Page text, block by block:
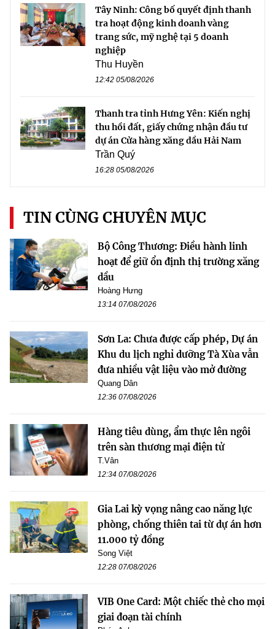
Tây Ninh: Công bố quyết định thanh
tra hoạt động kinh doanh vàng
trang sức, mỹ nghệ tại 5 doanh
nghiệp
Thu Huyền
12:42 05/08/2026
Thanh tra tỉnh Hưng Yên: Kiến nghị
thu hồi đất, giấy chứng nhận đầu tư
dự án Cửa hàng xăng dầu Hải Nam
Trần Quý
16:28 05/08/2026
TIN CÙNG CHUYÊN MỤC
Bộ Công Thương: Điều hành linh
hoạt để giữ ổn định thị trường xăng
dầu
Hoàng Hưng
13:14 07/08/2026
Sơn La: Chưa được cấp phép, Dự án
Khu du lịch nghỉ dưỡng Tà Xùa vẫn
đưa nhiều vật liệu vào mở đường
Quang Dân
12:36 07/08/2026
Hàng tiêu dùng, ẩm thực lên ngôi
trên sàn thương mại điện tử
T.Vân
12:34 07/08/2026
Gia Lai kỳ vọng nâng cao năng lực
phòng, chống thiên tai từ dự án hơn
11.000 tỷ đồng
Song Việt
12:28 07/08/2026
VIB One Card: Một chiếc thẻ cho mọi
giai đoạn tài chính